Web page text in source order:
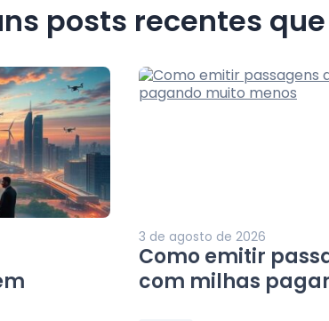
posts recentes
3 de agosto de 2026
Como emitir
com milhas